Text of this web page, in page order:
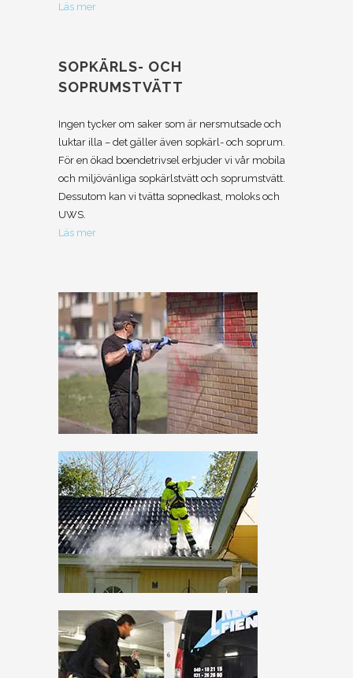
Läs mer
SOPKÄRLS- OCH
SOPRUMSTVÄTT
Ingen tycker om saker som är nersmutsade och
luktar illa – det gäller även sopkärl- och soprum.
För en ökad boendetrivsel erbjuder vi vår mobila
och miljövänliga sopkärlstvätt och soprumstvätt.
Dessutom kan vi tvätta sopnedkast, moloks och
UWS.
Läs mer